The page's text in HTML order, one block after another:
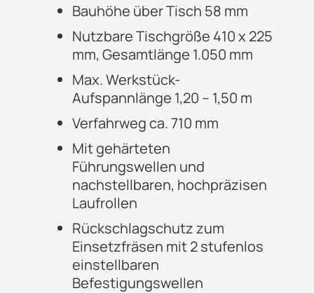
Bauhöhe über Tisch 58 mm
Nutzbare Tischgröße 410 x 225
mm, Gesamtlänge 1.050 mm
Max. Werkstück-
Aufspannlänge 1,20 – 1,50 m
Verfahrweg ca. 710 mm
Mit gehärteten
Führungswellen und
nachstellbaren, hochpräzisen
Laufrollen
Rückschlagschutz zum
Einsetzfräsen mit 2 stufenlos
einstellbaren
Befestigungswellen